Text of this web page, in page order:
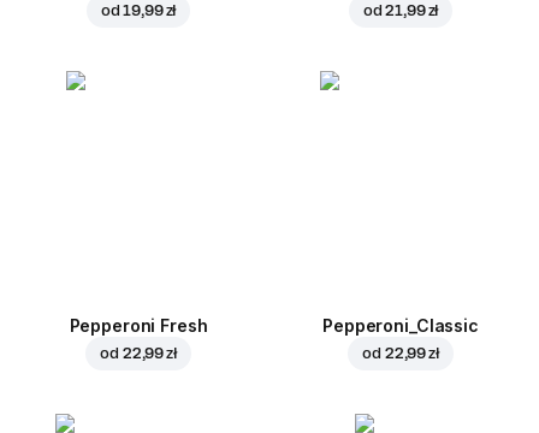
od19,99 zł od21,99 zł
Pepperoni Fresh
od 22,99 zł
Pepperoni_Classic
od 22,99 zł